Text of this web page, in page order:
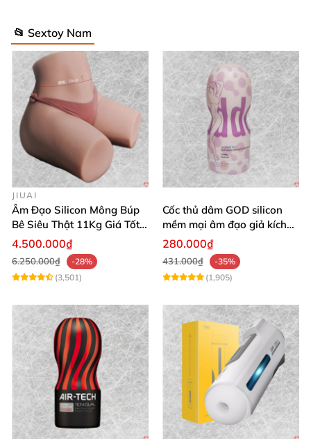
📂 Sextoy Nam
JIUAI
Âm Đạo Silicon Mông Búp
Bê Siêu Thật 11Kg Giá Tốt
Hàng Nhật
4.500.000₫
6.250.000₫
-28%
(3,501)
Cốc thủ dâm GOD silicon
mềm mại âm đạo giả kích
thích mạnh mẽ
280.000₫
431.000₫
-35%
(1,905)